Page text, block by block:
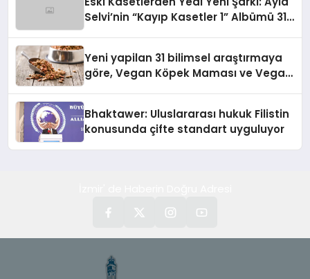
Selvi’nin “Kayıp Kasetler 1” Albümü 31
Yeni yapilan 31 bilimsel araştırmaya
göre, Vegan Köpek Maması ve Vegan
Bhaktawer: Uluslararası hukuk Filistin
konusunda çifte standart uyguluyor